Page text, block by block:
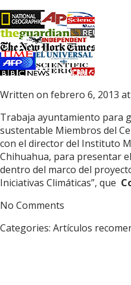
Written on febrero 6, 2013 at
Trabaja ayuntamiento para
sustentable Miembros del
con el director del Instituto
Chihuahua, para presentar
dentro del marco del
Iniciativas Climáticas”, que
No Comments
Categories: Artículos